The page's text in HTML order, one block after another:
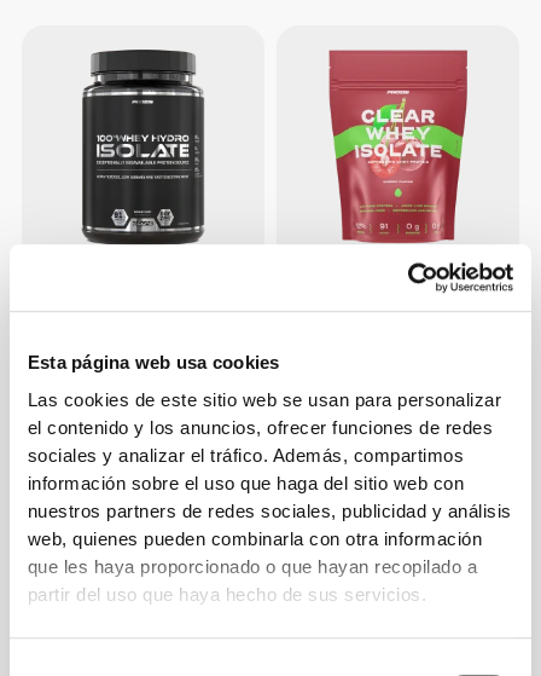
Esta página web usa cookies
Las cookies de este sitio web se usan para personalizar
el contenido y los anuncios, ofrecer funciones de redes
sociales y analizar el tráfico. Además, compartimos
información sobre el uso que haga del sitio web con
nuestros partners de redes sociales, publicidad y análisis
web, quienes pueden combinarla con otra información
que les haya proporcionado o que hayan recopilado a
partir del uso que haya hecho de sus servicios.